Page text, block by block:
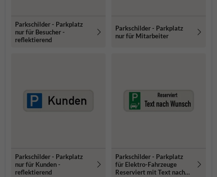
Parkschilder - Parkplatz
nur für Besucher -
reflektierend
Parkschilder - Parkplatz
nur für Mitarbeiter
Parkschilder - Parkplatz
nur für Kunden -
reflektierend
Parkschilder - Parkplatz
für Elektro-Fahrzeuge
Reserviert mit Text nach